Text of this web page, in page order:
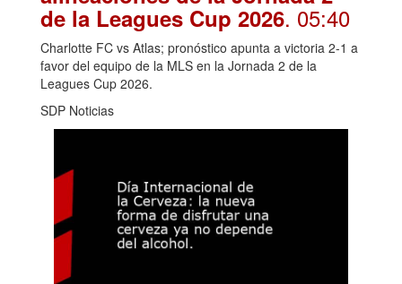
de la Leagues Cup 2026. 05:40
Charlotte FC vs Atlas; pronóstico apunta a victoria 2-1 a
favor del equipo de la MLS en la Jornada 2 de la
Leagues Cup 2026.
SDP Noticias